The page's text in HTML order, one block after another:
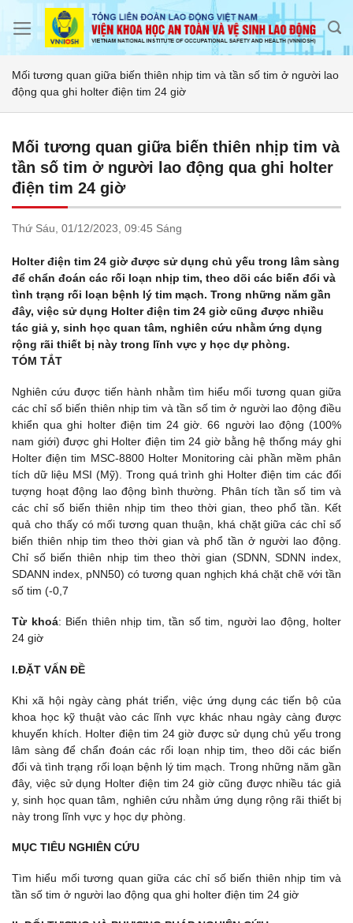
Mối tương quan giữa biến thiên nhịp tim và tần số tim ở người lao
động qua ghi holter điện tim 24 giờ
Mối tương quan giữa biến thiên nhịp tim và
tần số tim ở người lao động qua ghi holter
điện tim 24 giờ
Thứ Sáu, 01/12/2023, 09:45 Sáng
Holter điện tim 24 giờ được sử dụng chủ yếu trong lâm sàng
để chẩn đoán các rối loạn nhịp tim, theo dõi các biến đổi và
tình trạng rối loạn bệnh lý tim mạch. Trong những năm gần
đây, việc sử dụng Holter điện tim 24 giờ cũng được nhiều
tác giả y, sinh học quan tâm, nghiên cứu nhằm ứng dụng
rộng rãi thiết bị này trong lĩnh vực y học dự phòng.
TÓM TẮT
Nghiên cứu được tiến hành nhằm tìm hiểu mối tương quan giữa
các chỉ số biến thiên nhịp tim và tần số tim ở người lao động điều
khiển qua ghi holter điện tim 24 giờ. 66 người lao động (100%
nam giới) được ghi Holter điện tim 24 giờ bằng hệ thống máy ghi
Holter điện tim MSC-8800 Holter Monitoring cài phần mềm phân
tích dữ liệu MSI (Mỹ). Trong quá trình ghi Holter điện tim các đối
tượng hoạt động lao động bình thường. Phân tích tần số tim và
các chỉ số biến thiên nhịp tim theo thời gian, theo phổ tần. Kết
quả cho thấy có mối tương quan thuận, khá chặt giữa các chỉ số
biến thiên nhịp tim theo thời gian và phổ tần ở người lao động.
Chỉ số biến thiên nhịp tim theo thời gian (SDNN, SDNN index,
SDANN index, pNN50) có tương quan nghịch khá chặt chẽ với tần
số tim (-0,7
Từ khoá: Biến thiên nhịp tim, tần số tim, người lao động, holter
24 giờ
I.ĐẶT VẤN ĐỀ
Khi xã hội ngày càng phát triển, việc ứng dụng các tiến bộ của
khoa học kỹ thuật vào các lĩnh vực khác nhau ngày càng được
khuyến khích. Holter điện tim 24 giờ được sử dụng chủ yếu trong
lâm sàng để chẩn đoán các rối loạn nhịp tim, theo dõi các biến
đổi và tình trạng rối loạn bệnh lý tim mạch. Trong những năm gần
đây, việc sử dụng Holter điện tim 24 giờ cũng được nhiều tác giả
y, sinh học quan tâm, nghiên cứu nhằm ứng dụng rộng rãi thiết bị
này trong lĩnh vực y học dự phòng.
MỤC TIÊU NGHIÊN CỨU
Tìm hiểu mối tương quan giữa các chỉ số biến thiên nhịp tim và
tần số tim ở người lao động qua ghi holter điện tim 24 giờ